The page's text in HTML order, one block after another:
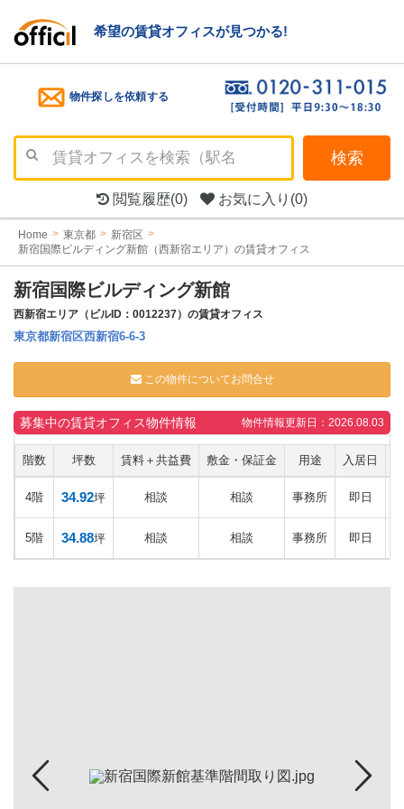
希望の賃貸オフィスが見つかる!
物件探しを依頼する
検索
閲覧履歴(0) お気に入り (0)
Home 東京都
新宿区
新宿国際ビルディング新館（西新宿エリア）の賃貸オフィス
新宿国際ビルディング新館
西新宿エリア（ビルID：0012237）の賃貸オフィス
東京都新宿区西新宿6-6-3
この物件についてお問合せ
募集中の賃貸オフィス物件情報 物件情報更新日：2026.08.03
階数 坪数 賃料＋共益費 敷金・保証金 用途 入居日
4階 34.92坪 相談 相談 事務所 即日
5階 34.88坪 相談 相談 事務所 即日